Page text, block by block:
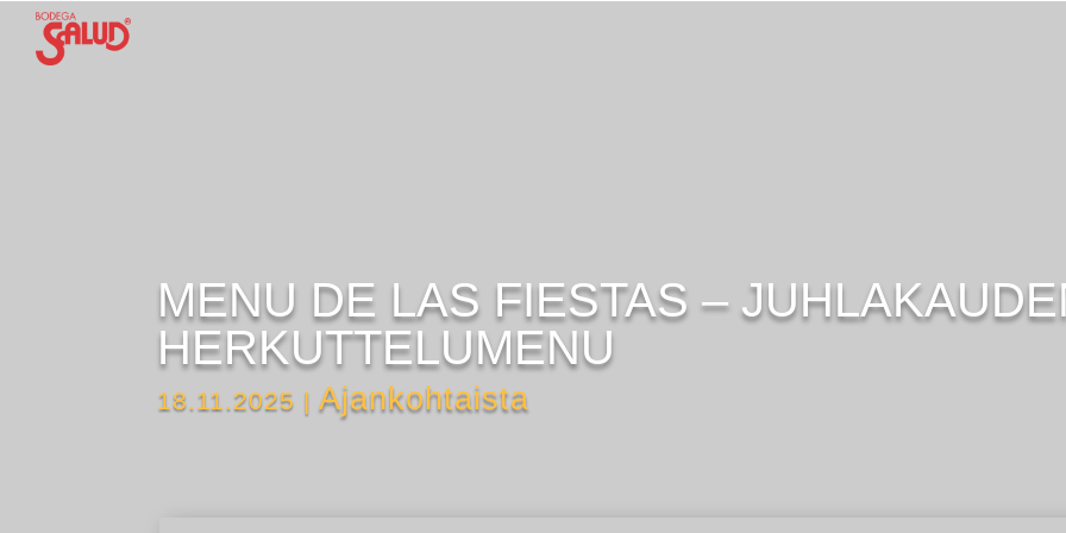
MENU DE LAS FIESTAS –
HERKUTTELUMENU
18.11.2025 | Ajankohtaista